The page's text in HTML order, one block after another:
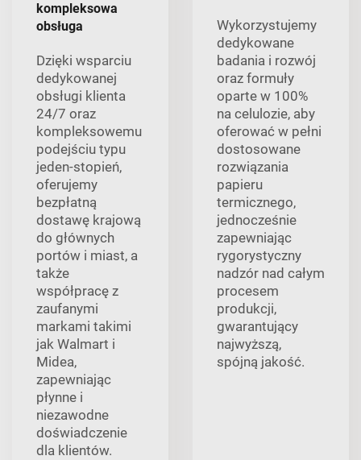
kompleksowa
obsługa
Dzięki wsparciu
dedykowanej
obsługi klienta
24/7 oraz
kompleksowemu
podejściu typu
jeden-stopień,
oferujemy
bezpłatną
dostawę krajową
do głównych
portów i miast, a
także
współpracę z
zaufanymi
markami takimi
jak Walmart i
Midea,
zapewniając
płynne i
niezawodne
doświadczenie
dla klientów.
Wykorzystujemy
dedykowane
badania i rozwój
oraz formuły
oparte w 100%
na celulozie, aby
oferować w pełni
dostosowane
rozwiązania
papieru
termicznego,
jednocześnie
zapewniając
rygorystyczny
nadzór nad całym
procesem
produkcji,
gwarantujący
najwyższą,
spójną jakość.